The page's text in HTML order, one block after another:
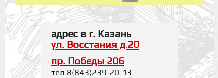
адрес в г. Казань
ул. Восстания д.20
пр. Победы 206
тел 8(843)239-20-13